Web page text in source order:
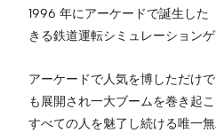
1996 年にアーケードで誕生した
きる鉄道運転シミュレーションゲ
アーケードで人気を博しただけ
も展開され一大ブームを巻き起
すべての人を魅了し続ける唯一